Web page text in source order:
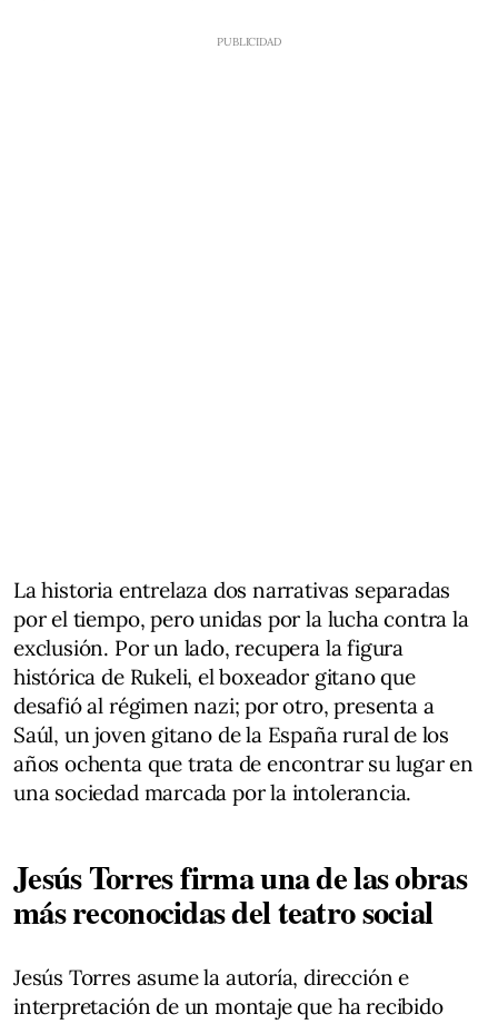
La historia entrelaza dos narrativas separadas
por el tiempo, pero unidas por la lucha contra la
exclusión. Por un lado, recupera la figura
histórica de Rukeli, el boxeador gitano que
desafió al régimen nazi; por otro, presenta a
Saúl, un joven gitano de la España rural de los
años ochenta que trata de encontrar su lugar en
una sociedad marcada por la intolerancia.
Jesús Torres firma una de las obras
más reconocidas del teatro social
Jesús Torres asume la autoría, dirección e
interpretación de un montaje que ha recibido